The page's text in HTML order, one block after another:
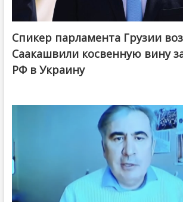
Спикер парламента Грузии
Саакашвили косвенную вину
РФ в Украину